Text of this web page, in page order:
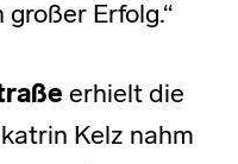
Erfolg.“
erhielt die
Kelz nahm